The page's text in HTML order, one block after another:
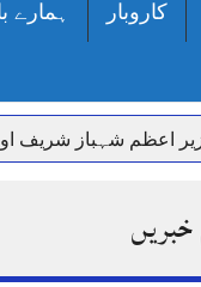
کاروبار ہمارے
شہباز شریف اور
خبریں